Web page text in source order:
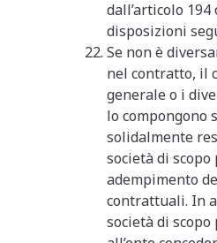
dall’articolo
disposizioni
Se non è
nel contratto, il
generale o i
lo compongono
solidalmente
società di scopo
adempimento
contrattuali. In
società di